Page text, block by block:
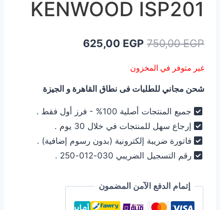
KENWOOD ISP201
750,00EGP
السعر
هو:
750,00 EGP.
625,00 EGP
625,00 EGP.
غير متوفر في المخزون
شحن مجاني للطلبات فى نطاق القاهرة و الجيزة
جميع المنتجات أصلية 100% - فرز أول فقط .
إرجاع سهل للمنتجات في خلال 30 يوم .
فاتورة ضريبة إلكترونية (بدون رسوم إضافية) .
رقم التسجيل الضريبي 030-012-250 .
إتمام الدفع الآمن المضمون